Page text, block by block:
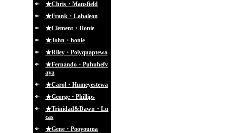
★Chris・Mansfield
★Frank・Lahaleon
★Clement・Honie
★John・honie
★Riley・Polyquaptewa
★Fernando・Puhuhefv
aya
★Carol・Humeyestewa
★George・Phillips
★Trinidad&Dawn・Lu
cas
★Gene・Pooyouma